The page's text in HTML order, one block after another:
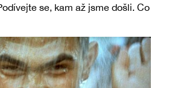
se, kam až jsme došli. Co